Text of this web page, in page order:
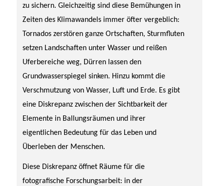
zu sichern. Gleichzeitig sind diese Bemühungen in
Zeiten des Klimawandels immer öfter vergeblich:
Tornados zerstören ganze Ortschaften, Sturmfluten
setzen Landschaften unter Wasser und reißen
Uferbereiche weg, Dürren lassen den
Grundwasserspiegel sinken. Hinzu kommt die
Verschmutzung von Wasser, Luft und Erde. Es gibt
eine Diskrepanz zwischen der Sichtbarkeit der
Elemente in Ballungsräumen und ihrer
eigentlichen Bedeutung für das Leben und
Überleben der Menschen.
Diese Diskrepanz öffnet Räume für die
fotografische Forschungsarbeit: in der